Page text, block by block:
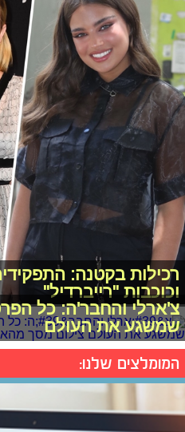
רכילות בקטנה:
וכוכבות "רייברדיל"
צ'ארלי והחבר'ה: כל
שמשגע את העולם
המומלצים שלנו: